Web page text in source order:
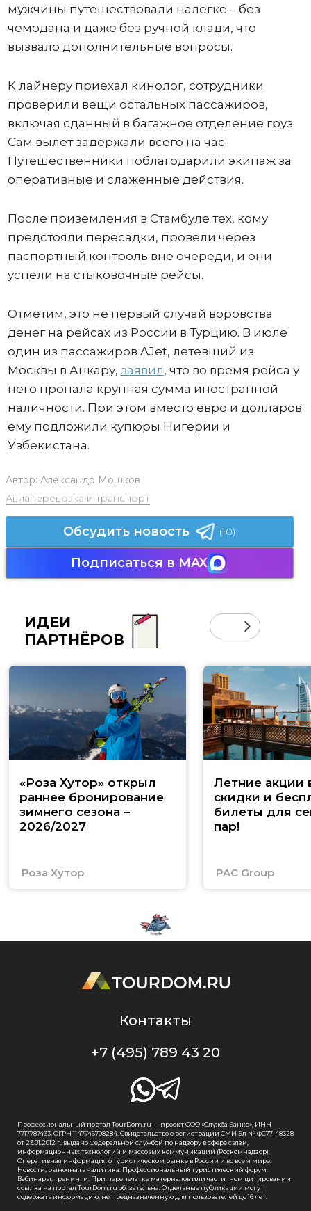
мужчины путешествовали налегке – без
чемодана и даже без ручной клади, что
вызвало дополнительные вопросы.
К лайнеру приехал кинолог, сотрудники
проверили вещи остальных пассажиров,
включая сданный в багажное отделение груз.
Сам вылет задержали всего на час.
Путешественники поблагодарили экипаж за
оперативные и слаженные действия.
После приземления в Стамбуле тех, кому
предстояли пересадки, провели через
паспортный контроль вне очереди, и они
успели на стыковочные рейсы.
Отметим, это не первый случай воровства
денег на рейсах из России в Турцию. В июле
один из пассажиров AJet, летевший из
Москвы в Анкару, заявил, что во время рейса у
него пропала крупная сумма иностранной
наличности. При этом вместо евро и долларов
ему подложили купюры Нигерии и
Узбекистана.
Автор: Александр Мошков
Авиаперевозка и транспорт
Обсудить новость (10)
Подписаться в MAX
ИДЕИ
ПАРТНЁРОВ
«Роза Хутор» открыл
раннее бронирование
зимнего сезона –
2026/2027
Роза Хутор
Летние акции
скидки и
билеты для
пар!
PAC Group
Контакты
+7 (495) 789 43 20
Профессиональный портал TourDom.ru — проект ООО «Служба Банко», ИНН
7717787433, ОГРН 1147746708284. Свидетельство о регистрации СМИ Эл № ФС77-48328
от 23.01.2012 г. выдано Федеральной службой по надзору в сфере связи,
информационных технологий и массовых коммуникаций (Роскомнадзор).
Оперативная информация о туристическом рынке в России и во всем мире.
Новости, рыночная аналитика. Профессиональный туристический форум.
Вебинары, тренинги. При перепечатке материалов или частичном цитировании
ссылка на портал TourDom.ru обязательна. Отдельные публикации могут
содержать информацию, не предназначенную для пользователей до 16 лет.